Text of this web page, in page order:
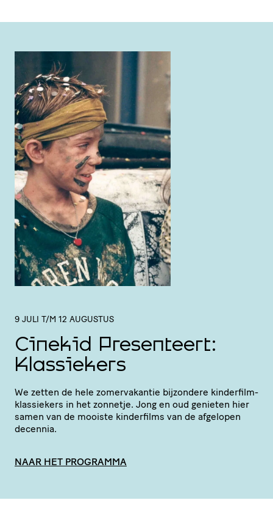
9 JULI T/M 12 AUGUSTUS
Cinekid Presenteert:
Klassiekers
We zetten de hele zomer­va­kantie bijzondere kinder­film­
klas­sie­kers in het zonnetje. Jong en oud genieten hier
samen van de mooiste kinderfilms van de afgelopen
decennia.
NAAR HET PROGRAMMA